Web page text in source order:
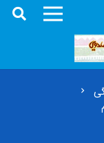
chevron_right